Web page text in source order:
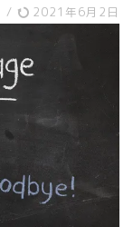
/ 2021年6月2日